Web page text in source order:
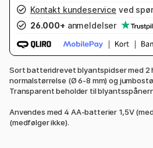
Kontakt kundeservice ved
26.000+ anmeldelser
Sort batteridrevet blyantspidser med 2
normalstørrelse (Ø 6-8 mm) og
Transparent beholder til
Anvendes med 4 AA-batterier 1,5V
(medfølger ikke).